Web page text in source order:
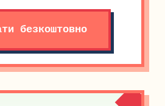
безкоштовно